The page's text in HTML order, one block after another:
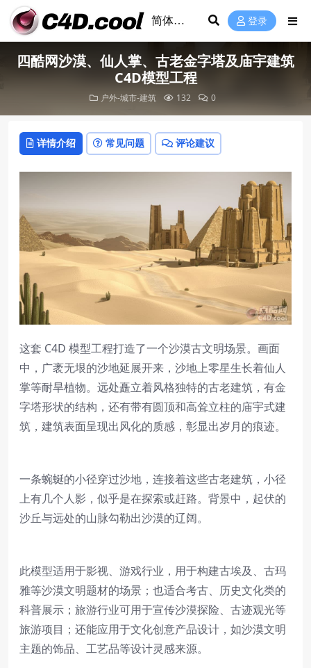
登录
四酷网沙漠、仙人掌、古老金字塔及庙宇建筑
C4D模型工程
户外-城市-建筑 132 0
详情介绍 常见问题 评论建议
这套 C4D 模型工程打造了一个沙漠古文明场景。画面
中，广袤无垠的沙地延展开来，沙地上零星生长着仙人
掌等耐旱植物。远处矗立着风格独特的古老建筑，有金
字塔形状的结构，还有带有圆顶和高耸立柱的庙宇式建
筑，建筑表面呈现出风化的质感，彰显出岁月的痕迹。
一条蜿蜒的小径穿过沙地，连接着这些古老建筑，小径
上有几个人影，似乎是在探索或赶路。背景中，起伏的
沙丘与远处的山脉勾勒出沙漠的辽阔。
此模型适用于影视、游戏行业，用于构建古埃及、古玛
雅等沙漠文明题材的场景；也适合考古、历史文化类的
科普展示；旅游行业可用于宣传沙漠探险、古迹观光等
旅游项目；还能应用于文化创意产品设计，如沙漠文明
主题的饰品、工艺品等设计灵感来源。